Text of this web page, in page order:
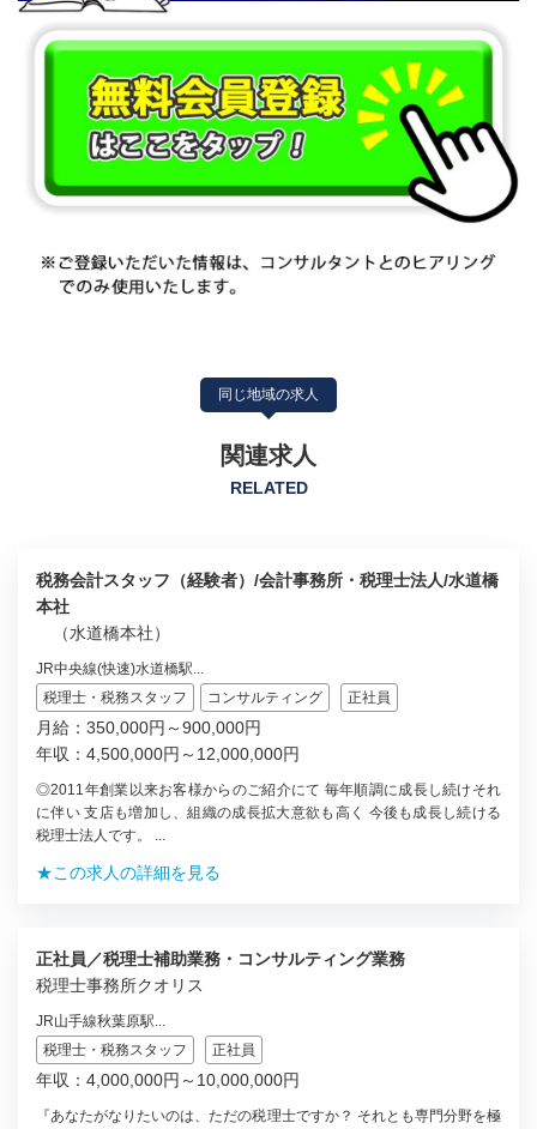
同じ地域の求人
関連求人
RELATED
税務会計スタッフ（経験者）/会計事務所・税理士法人/水道橋
本社
（水道橋本社）
JR中央線(快速)水道橋駅...
税理士・税務スタッフ
コンサルティング 正社員
月給：350,000円～900,000円
年収：4,500,000円～12,000,000円
◎2011年創業以来お客様からのご紹介にて 毎年順調に成長し続けそれ
に伴い 支店も増加し、組織の成長拡大意欲も高く 今後も成長し続ける
税理士法人です。 ...
★この求人の詳細を見る
正社員／税理士補助業務・コンサルティング業務
税理士事務所クオリス
JR山手線秋葉原駅...
税理士・税務スタッフ
正社員
年収：4,000,000円～10,000,000円
『あなたがなりたいのは、ただの税理士ですか？ それとも専門分野を極